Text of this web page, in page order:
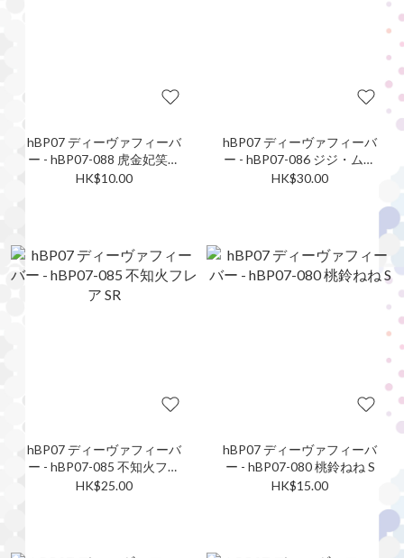
hBP07 ディーヴァフィーバ
ー - hBP07-088 虎金妃笑虎
S
HK$10.00
hBP07 ディーヴァフィーバ
ー - hBP07-086 ジジ・ムリ
ン SR
HK$30.00
hBP07 ディーヴァフィーバ
ー - hBP07-085 不知火フレ
ア SR
HK$25.00
hBP07 ディーヴァフィーバ
ー - hBP07-080 桃鈴ねね S
HK$15.00